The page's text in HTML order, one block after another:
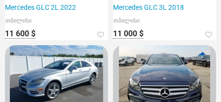
Mercedes GLC 2L 2022
თბილისი
11 600 $
Mercedes GLC 3L 2018
თბილისი
11 000 $